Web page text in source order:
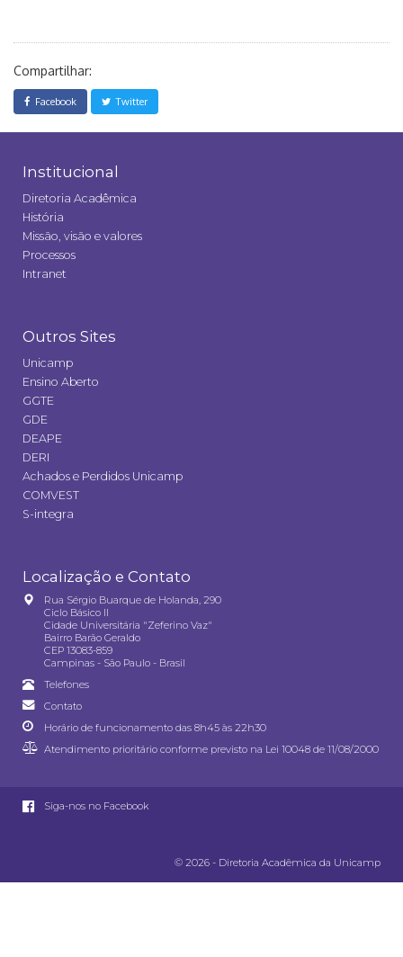
Compartilhar:
Facebook Twitter
Institucional
Diretoria Acadêmica
História
Missão, visão e valores
Processos
Intranet
Outros Sites
Unicamp
Ensino Aberto
GGTE
GDE
DEAPE
DERI
Achados e Perdidos Unicamp
COMVEST
S-integra
Localização e Contato
Rua Sérgio Buarque de Holanda, 290
Ciclo Básico II
Cidade Universitária "Zeferino Vaz"
Bairro Barão Geraldo
CEP 13083-859
Campinas - São Paulo - Brasil
Telefones
Contato
Horário de funcionamento das 8h45 às 22h30
Atendimento prioritário conforme previsto na Lei 10048 de 11/08/2000
Siga-nos no Facebook
© 2026 - Diretoria Acadêmica da Unicamp